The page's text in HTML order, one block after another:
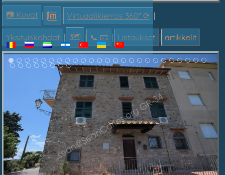
📷 Kuvat | | Virtuaalikierros 360° ⟳ |
Yksityiskohdat | 🗺 | 📞︎ 📧 | Listaukset | artikkelit